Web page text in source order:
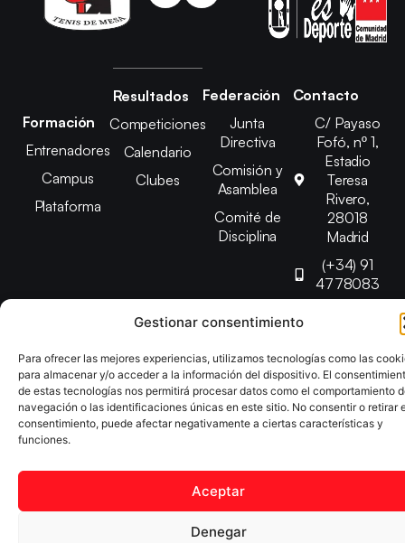
Gestionar consentimiento
Para ofrecer las mejores experiencias, utilizamos tecnologías como las
para almacenar y/o acceder a la información del dispositivo. El
de estas tecnologías nos permitirá procesar datos como el comportamiento
navegación o las identificaciones únicas en este sitio. No consentir o retirar
consentimiento, puede afectar negativamente a ciertas características y
funciones.
Aceptar
Denegar
Formación
Entrenadores
Campus
Plataforma
Resultados
Competiciones
Calendario
Clubes
Federación
Junta
Directiva
Comisión y
Asamblea
Comité de
Disciplina
Contacto
C/ Payaso
Fofó, nº 1,
Estadio
Teresa
Rivero,
28018
Madrid
(+34) 91
4778083
Copyright © 2025 Federación Madrileña de Tenis de Mesa |
Desarrollado porTOOOLS
Aviso Legal